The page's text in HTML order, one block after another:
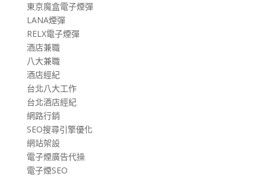
東京魔盒電子煙彈
LANA煙彈
RELX電子煙彈
酒店兼職
八大兼職
酒店經紀
台北八大工作
台北酒店經紀
網路行銷
SEO搜尋引擎優化
網站架設
電子煙廣告代操
電子煙SEO